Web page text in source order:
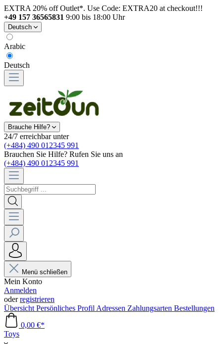
EXTRA 20% off Outlet*. Use Code: EXTRA20 at checkout!!!
+49 157 36565831 9:00 bis 18:00 Uhr
Deutsch
Arabic
Deutsch
Brauche Hilfe?
24/7 erreichbar unter
(+484) 490 012345 991
Brauchen Sie Hilfe? Rufen Sie uns an
(+484) 490 012345 991
Menü schließen
Mein Konto
Anmelden
oderregistrieren
Übersicht Persönliches Profil Adressen Zahlungsarten Bestellungen
0,00 €*
Toys